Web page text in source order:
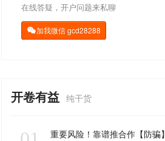
在线答疑，开户问题来私聊
加我微信gcd28288
开卷有益 纯干货
重要风险！靠谱推合作【防骗